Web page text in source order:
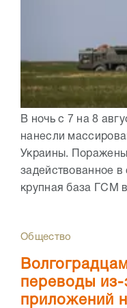
В ночь с 7 на 8
нанесли
Украины.
задействованное в
крупная база ГСМ
Общество
переводы из-
приложений